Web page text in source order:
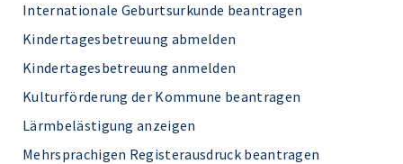
Internationale Geburtsurkunde beantragen
Kindertagesbetreuung abmelden
Kindertagesbetreuung anmelden
Kulturförderung der Kommune beantragen
Lärmbelästigung anzeigen
Mehrsprachigen Registerausdruck beantragen